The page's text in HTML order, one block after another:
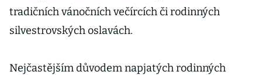
tradičních vánočních večírcích či rodinných
silvestrovských oslavách.
Nejčastějším důvodem napjatých rodinných